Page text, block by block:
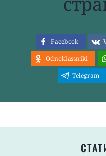
Facebook
Odnoklassniki
Telegram